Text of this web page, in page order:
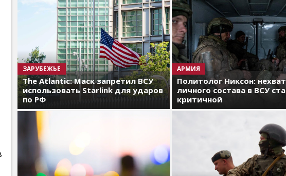
ЗАРУБЕЖЬЕ
The Atlantic: Маск запретил ВСУ
использовать Starlink для ударов
по РФ
АРМИЯ
Политолог Никсон:
личного состава в ВСУ
критичной